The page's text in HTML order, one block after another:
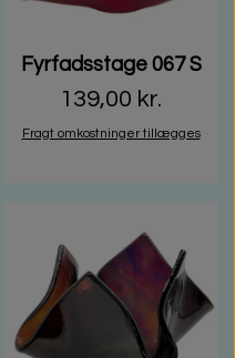
Fyrfadsstage 067 S
139,00 kr.
Fragt omkostninger tillægges